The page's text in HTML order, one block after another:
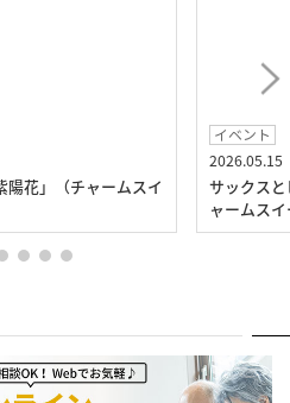
陽花」（チャームスイ
イベント
2026.05.15
サックス
ャームス